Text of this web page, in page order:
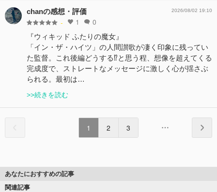
chanの感想・評価
- 1 0
2026/08/02 19:10
『ウィキッド ふたりの魔女』
「イン・ザ・ハイツ」の人間讃歌が凄く印象に残ってい
た監督。これ後編どうする⁉︎と思う程、想像を超えてくる
完成度で、ストレートなメッセージに激しく心が揺さぶ
られる。最初は…
>>続きを読む
1 2 3
あなたにおすすめの記事
関連記事